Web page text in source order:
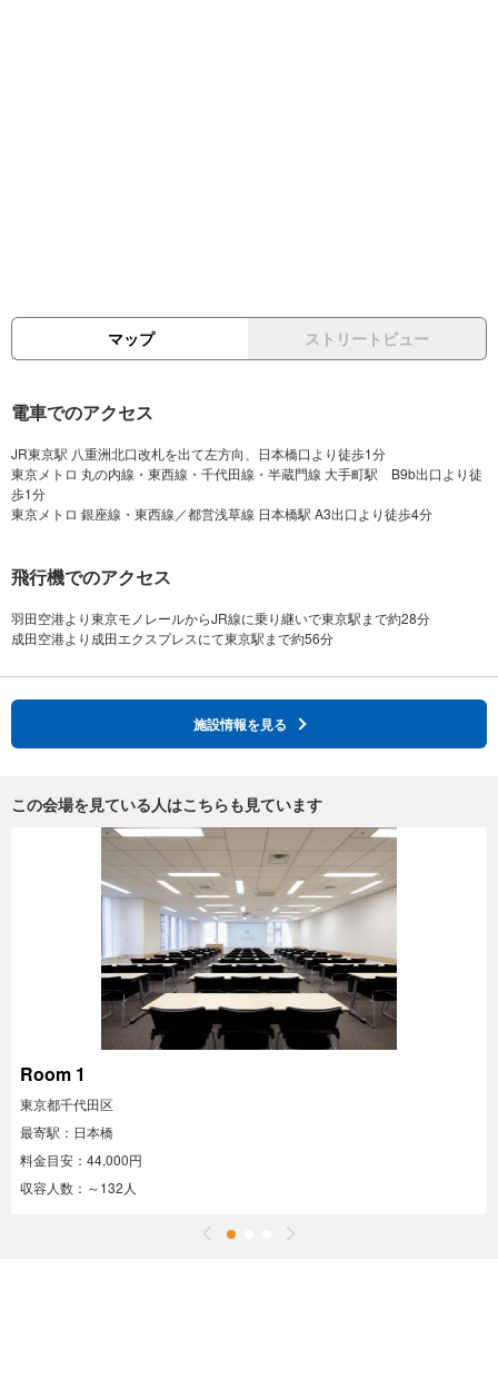
マップ ストリートビュー
電車でのアクセス
JR東京駅 八重洲北口改札を出て左方向、日本橋口より徒歩1分
東京メトロ 丸の内線・東西線・千代田線・半蔵門線 大手町駅 B9b出口より徒
歩1分
飛行機でのアクセス
羽田空港より東京モノレールからJR線に乗り継いで東京駅まで約28分
施設情報を見る
この会場を見ている人はこちらも見ています
Room 1
東京都千代田区
最寄駅：日本橋
料金目安：44,000円
収容人数：～132人